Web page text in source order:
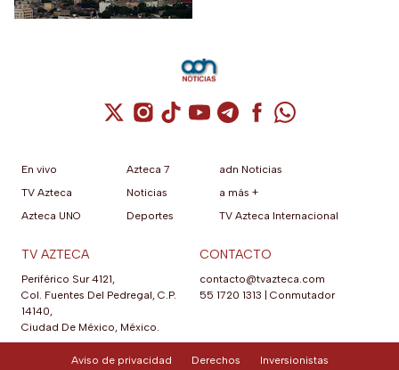
Cuenta de X / Twitter (se abre en una
Cuenta de Instagram (se abre en una
Cuenta de TikTok (se abre en
Cuenta de YouTube (se abre
Cuenta de Telegram (se
Cuenta de
Cuenta de
En vivo
TV Azteca
Azteca UNO
Azteca 7
Noticias
Deportes
adn Noticias
a más +
TV Azteca Internacional
TV AZTECA
Periférico Sur 4121,
Col. Fuentes Del Pedregal, C.P.
14140,
Ciudad De México, México.
CONTACTO
contacto@tvazteca.com
55 1720 1313
Conmutador
Aviso de privacidad Derechos
Inversionistas